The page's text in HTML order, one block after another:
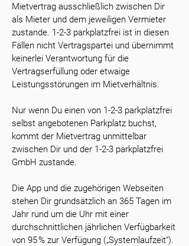
Mietvertrag ausschließlich zwischen Dir
als Mieter und dem jeweiligen Vermieter
zustande. 1-2-3 parkplatzfrei ist in diesen
Fällen nicht Vertragspartei und übernimmt
keinerlei Verantwortung für die
Vertragserfüllung oder etwaige
Leistungsstörungen im Mietverhältnis.
Nur wenn Du einen von 1-2-3 parkplatzfrei
selbst angebotenen Parkplatz buchst,
kommt der Mietvertrag unmittelbar
zwischen Dir und der 1-2-3 parkplatzfrei
GmbH zustande.
Die App und die zugehörigen Webseiten
stehen Dir grundsätzlich an 365 Tagen im
Jahr rund um die Uhr mit einer
durchschnittlichen jährlichen Verfügbarkeit
von 95 % zur Verfügung („Systemlaufzeit“).